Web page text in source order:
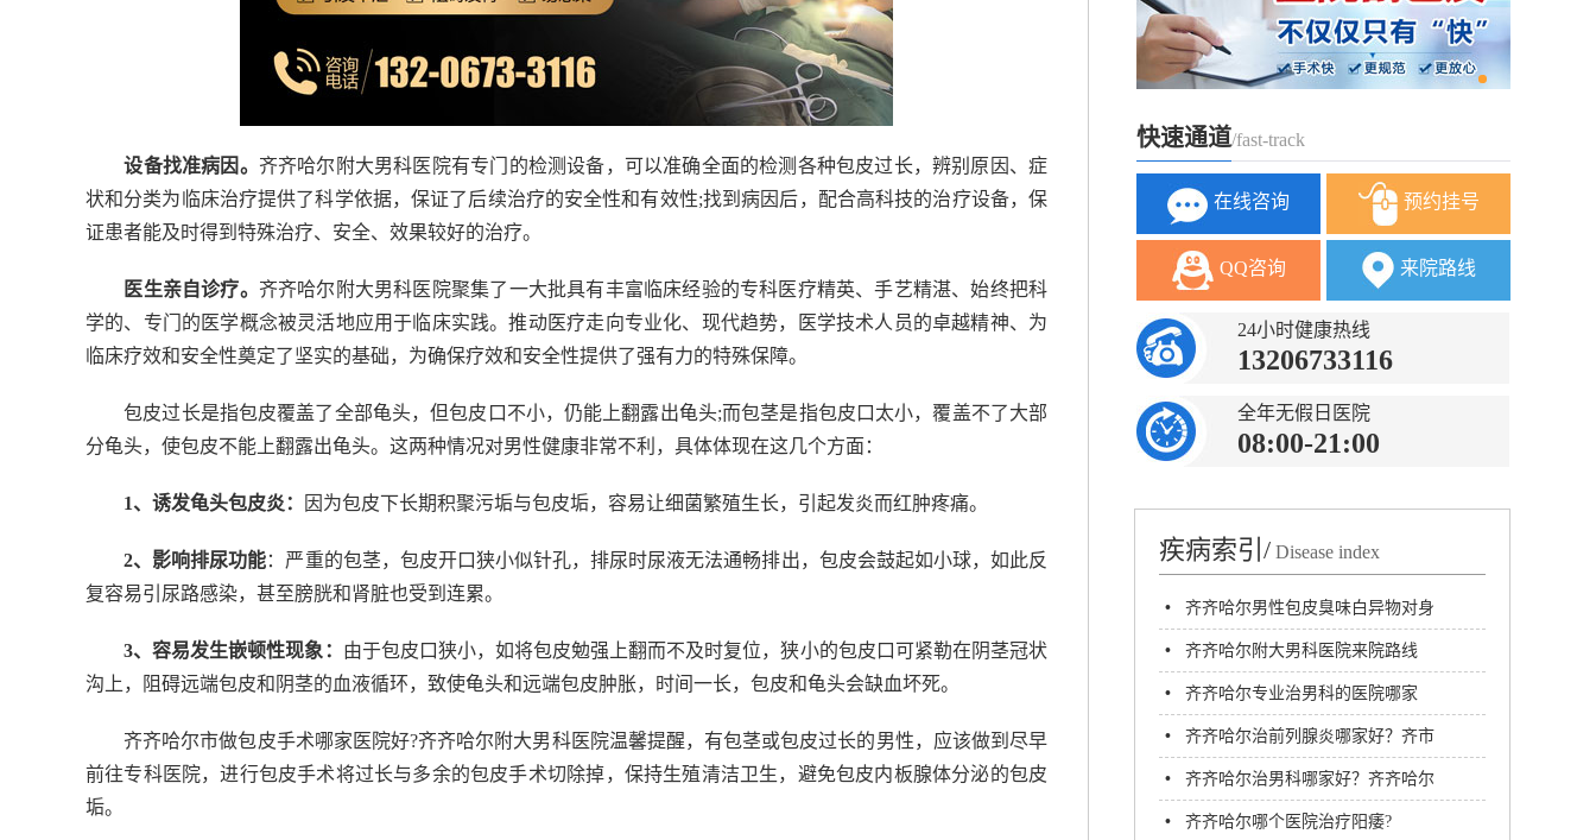
设备找准病因。 齐齐哈尔附大男科医院有专门的检测设备，可以准确全面的检测各种包皮过长，辨别原因、症
状和分类为临床治疗提供了科学依据，保证了后续治疗的安全性和有效性;找到病因后，配合高科技的治疗设备，保
证患者能及时得到特殊治疗、安全、效果较好的治疗。
医生亲自诊疗。 齐齐哈尔附大男科医院聚集了一大批具有丰富临床经验的专科医疗精英、手艺精湛、始终把科
学的、专门的医学概念被灵活地应用于临床实践。推动医疗走向专业化、现代趋势，医学技术人员的卓越精神、为
临床疗效和安全性奠定了坚实的基础，为确保疗效和安全性提供了强有力的特殊保障。
包皮过长是指包皮覆盖了全部龟头，但包皮口不小，仍能上翻露出龟头;而包茎是指包皮口太小，覆盖不了大部
分龟头，使包皮不能上翻露出龟头。这两种情况对男性健康非常不利，具体体现在这几个方面：
1、诱发龟头包皮炎： 因为包皮下长期积聚污垢与包皮垢，容易让细菌繁殖生长，引起发炎而红肿疼痛。
2、影响排尿功能：严重的包茎，包皮开口狭小似针孔，排尿时尿液无法通畅排出，包皮会鼓起如小球，如此反
复容易引尿路感染，甚至膀胱和肾脏也受到连累。
3、容易发生嵌顿性现象： 由于包皮口狭小，如将包皮勉强上翻而不及时复位，狭小的包皮口可紧勒在阴茎冠状
沟上，阻碍远端包皮和阴茎的血液循环，致使龟头和远端包皮肿胀，时间一长，包皮和龟头会缺血坏死。
齐齐哈尔市做包皮手术哪家医院好?齐齐哈尔附大男科医院温馨提醒，有包茎或包皮过长的男性，应该做到尽早
前往专科医院，进行包皮手术将过长与多余的包皮手术切除掉，保持生殖清洁卫生，避免包皮内板腺体分泌的包皮
垢。
快速通道/fast-track
在线咨询 预约挂号
QQ咨询 来院路线
24小时健康热线
13206733116
全年无假日医院
08:00-21:00
疾病索引/ Disease index
• 齐齐哈尔男性包皮臭味白异物对身
体有影响吗？
• 齐齐哈尔附大男科医院来院路线
• 齐齐哈尔专业治男科的医院哪家
好?齐市附大医院
• 齐齐哈尔治前列腺炎哪家好？齐市
附大医院
• 齐齐哈尔治男科哪家好？齐齐哈尔
附大男科医院
• 齐齐哈尔哪个医院治疗阳痿?